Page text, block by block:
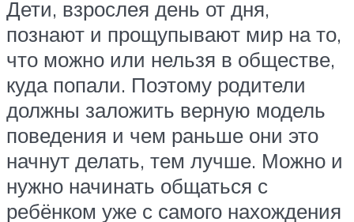
Дети, взрослея день от дня,
познают и прощупывают мир на то,
что можно или нельзя в обществе,
куда попали. Поэтому родители
должны заложить верную модель
поведения и чем раньше они это
начнут делать, тем лучше. Можно и
нужно начинать общаться с
ребёнком уже с самого нахождения